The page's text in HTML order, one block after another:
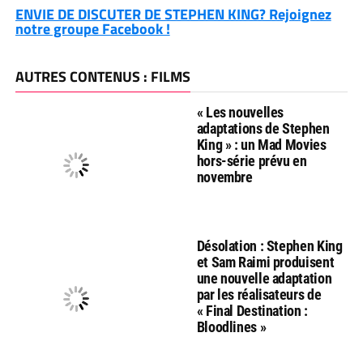
ENVIE DE DISCUTER DE STEPHEN KING? Rejoignez
notre groupe Facebook !
AUTRES CONTENUS : FILMS
« Les nouvelles
adaptations de Stephen
King » : un Mad Movies
hors-série prévu en
novembre
Désolation : Stephen King
et Sam Raimi produisent
une nouvelle adaptation
par les réalisateurs de
« Final Destination :
Bloodlines »